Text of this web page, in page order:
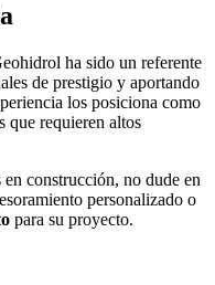
ha sido un referente
de prestigio y aportando
los posiciona como
que requieren altos
en construcción, no dude en
personalizado o
para su proyecto.